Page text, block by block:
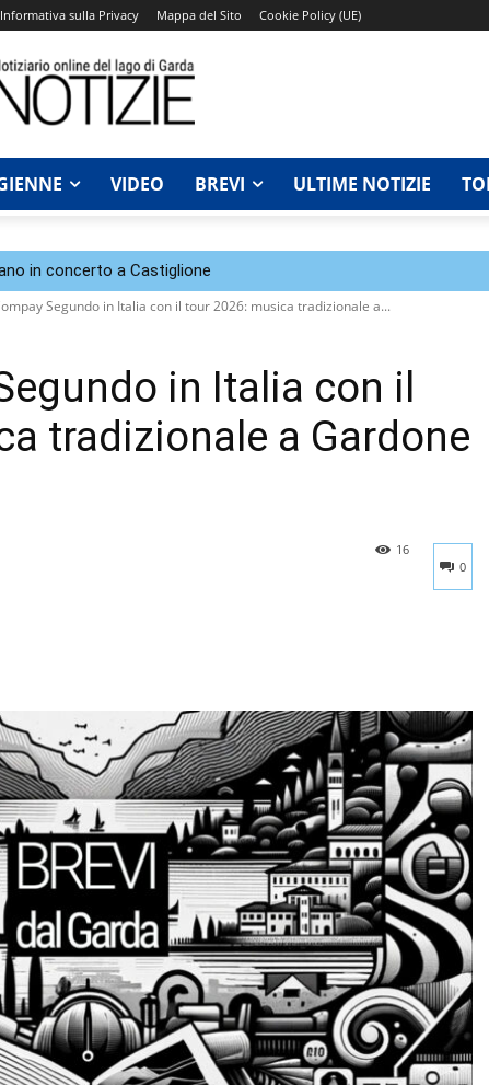
Informativa sulla Privacy Mappa del Sito Cookie Policy (UE)
VIDEO BREVI ULTIME NOTIZIE
in concerto a Castiglione
Segundo in Italia con il tour 2026: musica tradizionale a...
in Italia con il
tradizionale a Gardone
0
16